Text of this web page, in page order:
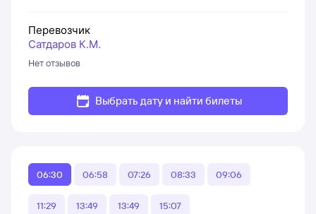
Перевозчик
Сатдаров К.М.
Нет отзывов
Выбрать дату и найти билеты
06:30 06:58 07:26 08:33 09:06
11:29 13:49 13:49 15:07